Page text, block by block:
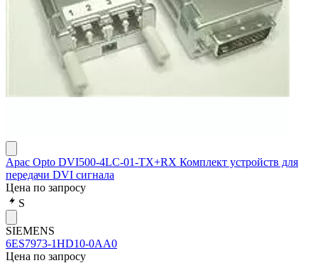
Apac Opto DVI500-4LC-01-TX+RX Комплект устройств для
передачи DVI сигнала
Цена по запросу
S
SIEMENS
6ES7973-1HD10-0AA0
Цена по запросу